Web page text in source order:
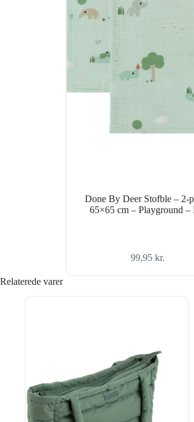
Done By Deer Stofble – 2-
65×65 cm – Playground –
99,95kr.
Relaterede varer